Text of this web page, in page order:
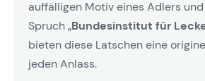
auffälligen Motiv eines Adlers
Spruch „Bundesinstitut für
bieten diese Latschen eine
jeden Anlass.